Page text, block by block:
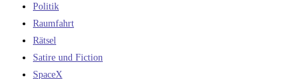
Politik
Raumfahrt
Rätsel
Satire und Fiction
SpaceX